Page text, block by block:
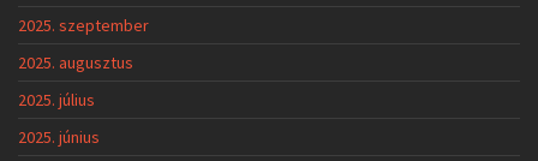
2025. szeptember
2025. augusztus
2025. július
2025. június